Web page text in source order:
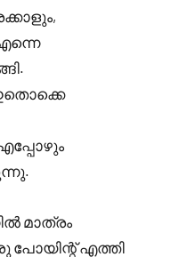
മാത്രം
എത്തി